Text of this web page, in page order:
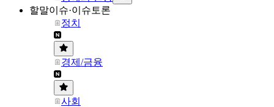
할말이슈·이슈토론
정치
경제/금융
사회